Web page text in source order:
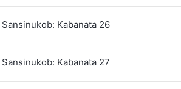
Kabanata 26
Kabanata‌ ‌27‌